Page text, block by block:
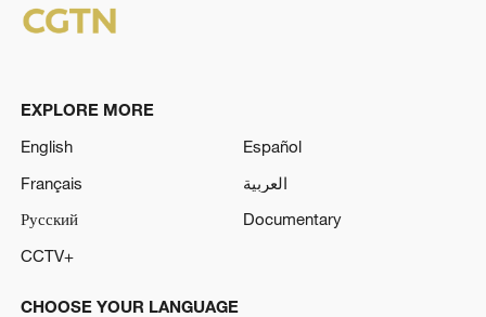
EXPLORE MORE
English
Español
Français
العربية
Русский
Documentary
CCTV+
CHOOSE YOUR LANGUAGE